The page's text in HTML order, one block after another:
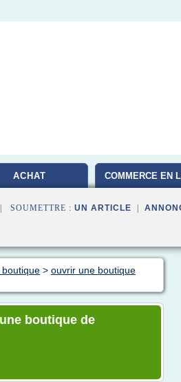
ACHAT COMMERCE EN
| SOUMETTRE : UN ARTICLE
> ouvrir une boutique
boutique de